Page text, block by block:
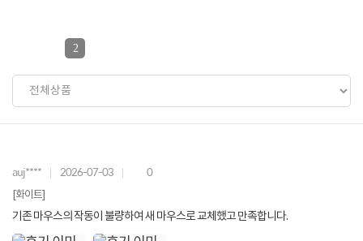
2
auj**** 2026-07-03 0
[화이트]
기존 마우스의 작동이 불량하여 새 마우스로 교체했고 만족합니다.